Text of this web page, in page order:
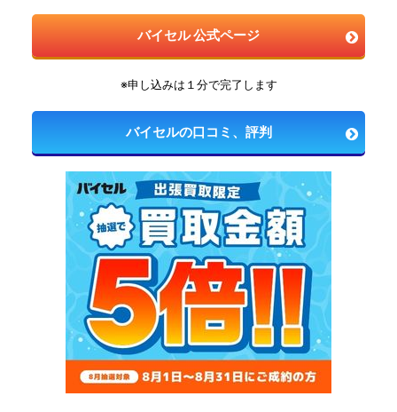
バイセル 公式ページ
※申し込みは１分で完了します
バイセルの口コミ、評判